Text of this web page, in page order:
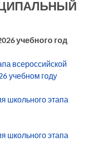
учебного год
всероссийской
учебном году
школьного этапа
школьного этапа